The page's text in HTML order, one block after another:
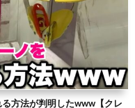
方法が判明したwww【クレ